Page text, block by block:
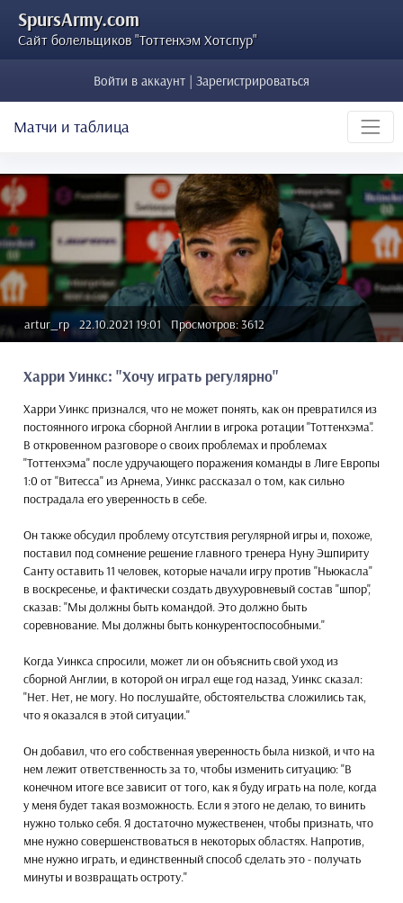
SpursArmy.com
Сайт болельщиков "Тоттенхэм Хотспур"
Войти в аккаунт | Зарегистрироваться
Матчи и таблица
artur_rp 22.10.2021 19:01 Просмотров: 3612
Харри Уинкс: "Хочу играть регулярно"
Харри Уинкс признался, что не может понять, как он превратился из
постоянного игрока сборной Англии в игрока ротации "Тоттенхэма".
В откровенном разговоре о своих проблемах и проблемах
"Тоттенхэма" после удручающего поражения команды в Лиге Европы
1:0 от "Витесса" из Арнема, Уинкс рассказал о том, как сильно
пострадала его уверенность в себе.
Он также обсудил проблему отсутствия регулярной игры и, похоже,
поставил под сомнение решение главного тренера Нуну Эшпириту
Санту оставить 11 человек, которые начали игру против "Ньюкасла"
в воскресенье, и фактически создать двухуровневый состав "шпор",
сказав: "Мы должны быть командой. Это должно быть
соревнование. Мы должны быть конкурентоспособными."
Когда Уинкса спросили, может ли он объяснить свой уход из
сборной Англии, в которой он играл еще год назад, Уинкс сказал:
"Нет. Нет, не могу. Но послушайте, обстоятельства сложились так,
что я оказался в этой ситуации."
Он добавил, что его собственная уверенность была низкой, и что на
нем лежит ответственность за то, чтобы изменить ситуацию: "В
конечном итоге все зависит от того, как я буду играть на поле, когда
у меня будет такая возможность. Если я этого не делаю, то винить
нужно только себя. Я достаточно мужественен, чтобы признать, что
мне нужно совершенствоваться в некоторых областях. Напротив,
мне нужно играть, и единственный способ сделать это - получать
минуты и возвращать остроту."